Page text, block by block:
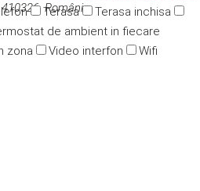
Terasa
Terasa inchisa
de ambient in fiecare
zona Video interfon Wifi
România